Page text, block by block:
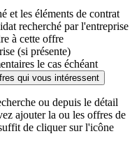
et les éléments de contrat
recherché par l'entreprise
à cette offre
(si présente)
le cas échéant
qui vous intéressent
ou depuis le détail
ajouter la ou les offres de
de cliquer sur l'icône